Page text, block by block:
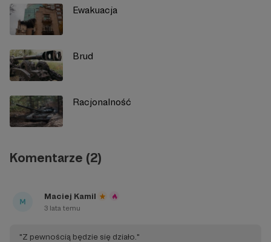
Ewakuacja
Brud
Racjonalność
Komentarze (2)
Maciej Kamil
3 lata temu
"Z pewnością będzie się działo."